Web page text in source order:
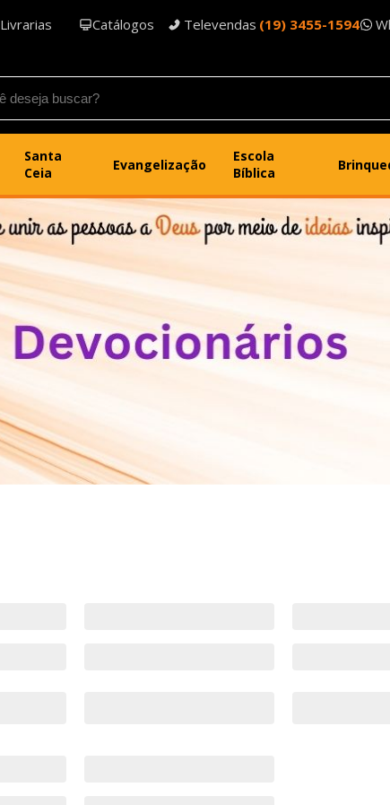
Livrarias Catálogos Televendas (19) 3455-1594
Santa
Ceia
Evangelização
Escola
Bíblica